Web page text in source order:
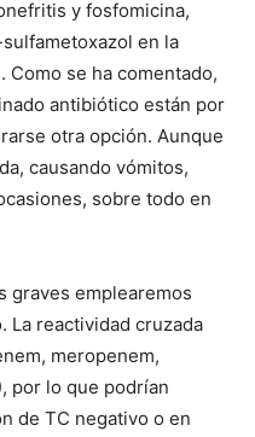
y fosfomicina,
en la
Como se ha comentado,
antibiótico están por
otra opción. Aunque
causando vómitos,
sobre todo en
graves emplearemos
La reactividad cruzada
meropenem,
por lo que podrían
de TC negativo o en